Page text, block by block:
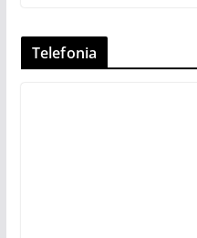
Telefonia